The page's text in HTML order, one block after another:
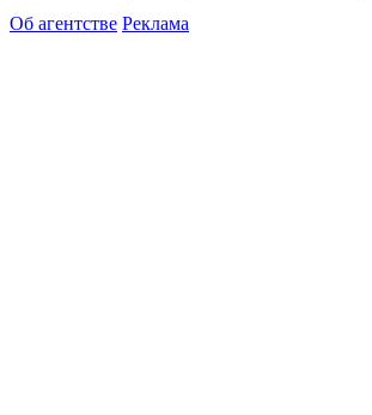
Об агентстве Реклама